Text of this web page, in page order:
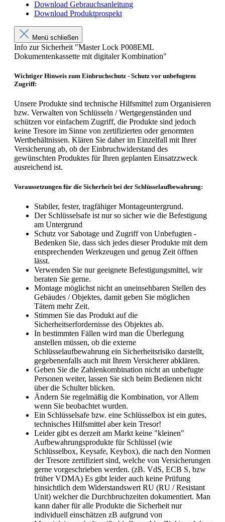
Download Gebrauchsanleitung
Download Produktprospekt
Menü schließen
Info zur Sicherheit "Master Lock P008EML
Dokumentenkassette mit digitaler Kombination"
Wichtiger Hinweis zum Einbruchschutz - Schutz vor unbefugtem
Zugriff:
Unsere Produkte sind technische Hilfsmittel zum Organisieren
bzw. Verwalten von Schlüsseln / Wertgegenständen und
schützen vor einfachem Zugriff, die Produkte sind jedoch
keine Tresore im Sinne von zertifizierten oder genormten
Wertbehältnissen. Klären Sie daher im Einzelfall mit Ihrer
Versicherung ab, ob der Einbruchwiderstand des
gewünschten Produktes für Ihren geplanten Einsatzzweck
ausreichend ist.
Voraussetzungen für die Sicherheit bei der Schlüsselaufbewahrung:
Stabiler, fester, tragfähiger Montageuntergrund.
Der Schlüsselsafe ist nur so sicher wie die Befestigung
am Untergrund
Schutz vor Sabotage und Zugriff von Unbefugten -
Bedenken Sie, dass sich jedes dieser Produkte mit dem
entsprechenden Werkzeugen und genug Zeit öffnen
lässt.
Verwenden Sie nur geeignete Befestigungsmittel, wir
beraten Sie gerne.
Montage möglichst nicht an uneinsehbaren Stellen des
Gebäudes / Objektes, damit geben Sie möglichen
Tätern mehr Zeit.
Stimmen Sie das Produkt auf die
Sicherheitserfordernisse des Objektes ab.
In bestimmten Fällen wird man die Überlegung
anstellen müssen, ob die externe
Schlüsselaufbewahrung ein Sicherheitsrisiko darstellt,
gegebenenfalls auch mit Ihrem Versicherer abklären.
Geben Sie die Zahlenkombination nicht an unbefugte
Personen weiter, lassen Sie sich beim Bedienen nicht
über die Schulter blicken.
Ändern Sie regelmäßig die Kombination, vor Allem
wenn Sie beobachtet wurden.
Ein Schlüsselsafe bzw. eine Schlüsselbox ist ein gutes,
technisches Hilfsmittel aber kein Tresor!
Leider gibt es derzeit am Markt keine "kleinen"
Aufbewahrungsprodukte für Schlüssel (wie
Schlüsselbox, Keysafe, Keybox), die nach den Normen
der Tresore zertifiziert sind, welche von Versicherungen
gerne vorgeschrieben werden. (zB. VdS, ECB S, bzw
früher VDMA) Es gibt leider auch keine Prüfung
hinsichtlich dem Widerstandswert RU (RU / Resistant
Unit) welcher die Durchbruchzeiten dokumentiert. Man
kann daher für alle Produkte die Sicherheit nur
individuell einschätzen zB aufgrund von